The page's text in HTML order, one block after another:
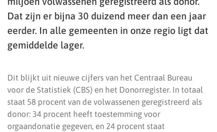
Dat zijn er bijna 30 duizend meer dan een jaar
eerder. In alle gemeenten in onze regio ligt dat
gemiddelde lager.
Dit blijkt uit nieuwe cijfers van het Centraal Bureau
voor de Statistiek (CBS) en het Donorregister. In totaal
staat 58 procent van de volwassenen geregistreerd als
donor: 34 procent heeft toestemming voor
orgaandonatie gegeven, en 24 procent staat